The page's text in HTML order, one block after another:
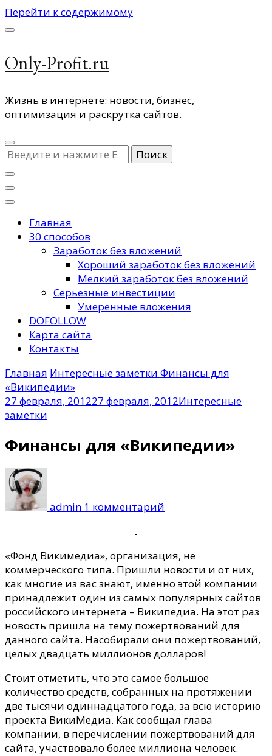
Перейти к содержимому
Only-Profit.ru
Жизнь в интернете: новости, бизнес,
оптимизация и раскрутка сайтов.
Ищите
что-
то?
Главная
30 способов
Заработок без вложений
Хороший заработок без вложений
Мелкий заработок без вложений
Серьезные инвестиции
Умеренные вложения
DOFOLLOW
Карта сайта
Контакты
Главная Интересные заметки Финансы для
«Википедии»
27 февраля, 201227 февраля, 2012Интересные
заметки
Финансы для «Википедии»
admin 1 комментарий
для
«Фонд Викимедиа», организация, не
коммерческого типа. Пришли новости и от них,
как многие из вас знают, именно этой компании
принадлежит один из самых популярных сайтов
российского интернета – Википедиа. На этот раз
новость пришла на тему пожертвований для
данного сайта. Насобирали они пожертвований,
целых двадцать миллионов долларов!
Стоит отметить, что это самое большое
количество средств, собранных на протяжении
две тысячи одиннадцатого года, за всю историю
проекта ВикиМедиа. Как сообщал глава
компании, в перечислении пожертвований для
сайта, участвовало более миллиона человек.